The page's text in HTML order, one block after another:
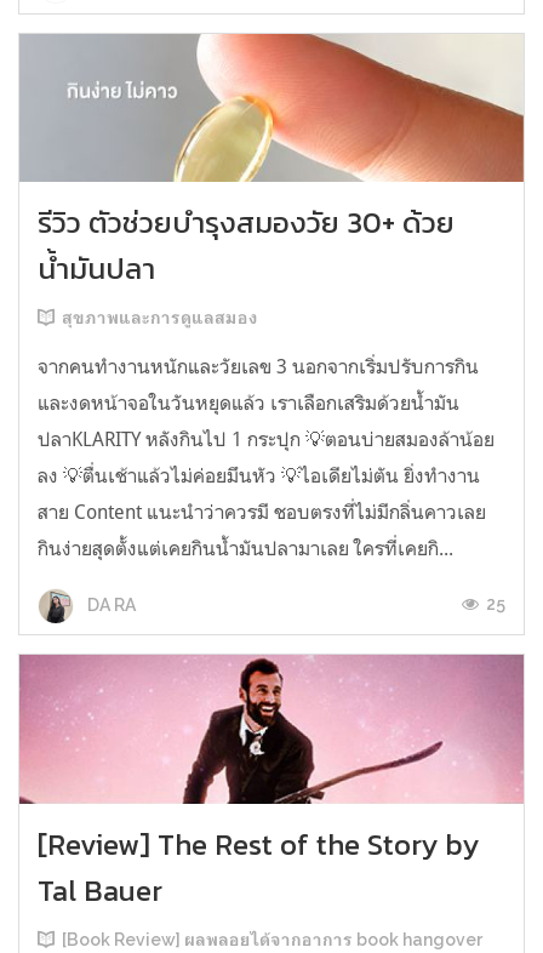
รีวิว ตัวช่วยบำรุงสมองวัย 30+ ด้วย
น้ำมันปลา
สุขภาพและการดูแลสมอง
จากคนทำงานหนักและวัยเลข 3 นอกจากเริ่มปรับการกิน
และงดหน้าจอในวันหยุดแล้ว เราเลือกเสริมด้วยน้ำมัน
ปลาKLARITY หลังกินไป 1 กระปุก 💡ตอนบ่ายสมองล้าน้อย
ลง 💡ตื่นเช้าแล้วไม่ค่อยมึนหัว 💡ไอเดียไม่ตัน ยิ่งทำงาน
สาย Content แนะนำว่าควรมี ชอบตรงที่ไม่มีกลิ่นคาวเลย
กินง่ายสุดตั้งแต่เคยกินน้ำมันปลามาเลย ใครที่เคยกิ...
DA RA 25
[Review] The Rest of the Story by
Tal Bauer
[Book Review] ผลพลอยได้จากอาการ book hangover